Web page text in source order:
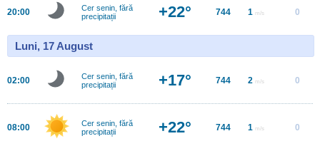
20:00
Cer senin, fără
precipitații
+22° 744 1 m/s 0
Luni, 17 August
02:00
Cer senin, fără
precipitații
+17° 744 2 m/s 0
08:00
Cer senin, fără
precipitații
+22° 744 1 m/s 0